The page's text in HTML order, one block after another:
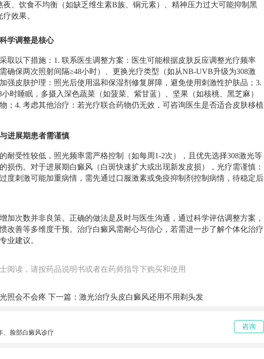
夜、饮食不均衡（如缺乏维生素B族、铜元素）、精神压力过大可能抑制黑
效果。
学调整是核心
取以下措施：1. 联系医生调整方案：医生可能根据皮肤反应调整光疗频率
确保两次照射间隔≥48小时）、更换光疗类型（如从NB-UVB升级为308激
强皮肤护理：照光后使用温和保湿剂修复屏障，避免使用刺激性护肤品；3.
时睡眠，多摄入深色蔬菜（如菠菜、紫甘蓝）、坚果（如核桃、黑芝麻）
；4. 考虑其他治疗：若光疗联合药物仍无效，可咨询医生是否适合皮肤移植
进展期患者需谨慎
耐受性较低，照光频率需严格控制（如每周1-2次），且优先选择308激光等
损伤。对于进展期白癜风（白斑快速扩大或出现新发皮损），光疗需谨慎：
度刺激可能加重病情，需先通过口服激素或免疫抑制剂控制病情，待稳定后
加次数并非良策。正确的做法是及时与医生沟通，通过科学评估调整方案，
改善等多维度干预。治疗白癜风需耐心与信心，若需进一步了解个体化治疗
业建议。
阅读，请按药品说明书或者在药师指导下购买和使用
照会不会疼 下一篇： 激光治疗头皮白癜风还用不用剃头发
、脸部白癜风诊疗
咨询